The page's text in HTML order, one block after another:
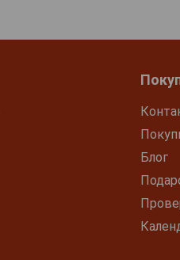
Блог